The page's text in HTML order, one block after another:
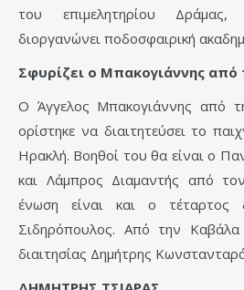
του επιμελητηρίου
διοργανώνει ποδοσφαιρική
Σφυρίζει ο Μπακογιάννης από
Ο Άγγελος Μπακογιάννης από
ορίστηκε να διαιτητεύσει το
Ηρακλή. Βοηθοί του θα είναι ο
και Λάμπρος Διαμαντής από
ένωση είναι και ο τέταρτος
Σιδηρόπουλος. Από την Καβάλα
διαιτησίας Δημήτρης